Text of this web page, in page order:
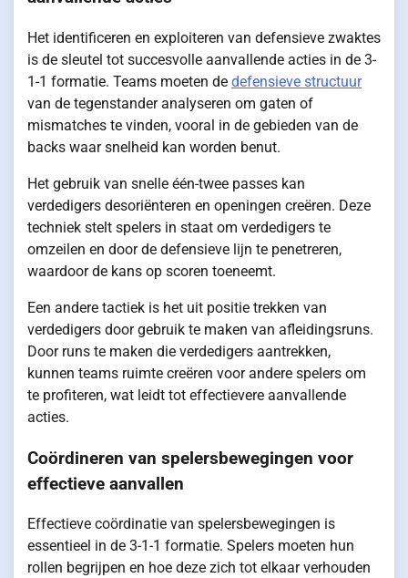
Het identificeren en exploiteren van defensieve zwaktes
is de sleutel tot succesvolle aanvallende acties in de 3-
1-1 formatie. Teams moeten de defensieve structuur
van de tegenstander analyseren om gaten of
mismatches te vinden, vooral in de gebieden van de
backs waar snelheid kan worden benut.
Het gebruik van snelle één-twee passes kan
verdedigers desoriënteren en openingen creëren. Deze
techniek stelt spelers in staat om verdedigers te
omzeilen en door de defensieve lijn te penetreren,
waardoor de kans op scoren toeneemt.
Een andere tactiek is het uit positie trekken van
verdedigers door gebruik te maken van afleidingsruns.
Door runs te maken die verdedigers aantrekken,
kunnen teams ruimte creëren voor andere spelers om
te profiteren, wat leidt tot effectievere aanvallende
acties.
Coördineren van spelersbewegingen voor
effectieve aanvallen
Effectieve coördinatie van spelersbewegingen is
essentieel in de 3-1-1 formatie. Spelers moeten hun
rollen begrijpen en hoe deze zich tot elkaar verhouden